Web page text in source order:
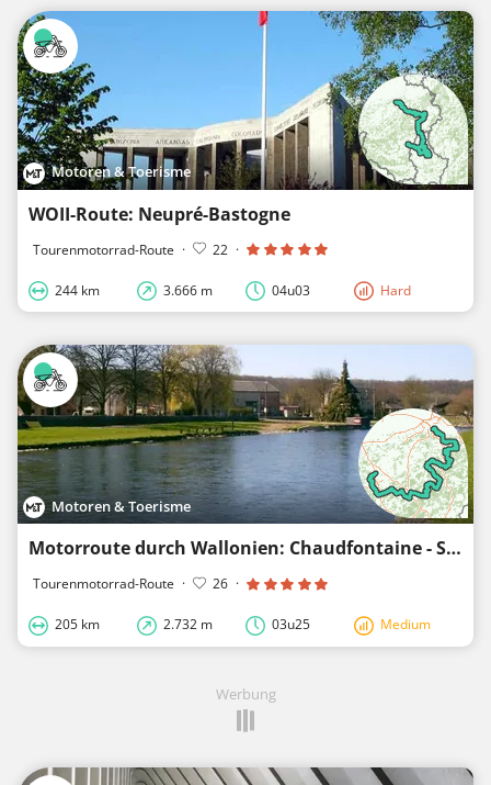
Motoren & Toerisme
WOII-Route: Neupré-Bastogne
Tourenmotorrad-Route · 22 ·
244 km 3.666 m 04u03 Hard
Motoren & Toerisme
Motorroute durch Wallonien: Chaudfontaine - Spontin (M&T)
Tourenmotorrad-Route · 26 ·
205 km 2.732 m 03u25 Medium
Werbung